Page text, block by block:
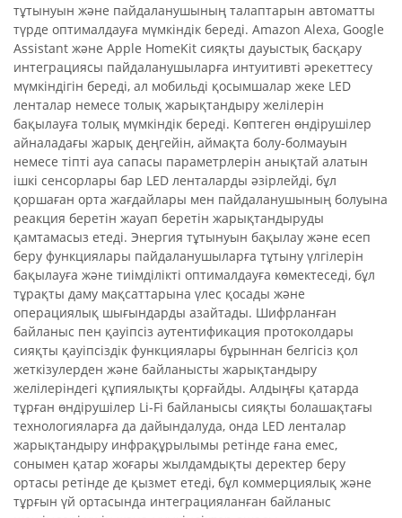
тұтынуын және пайдаланушының талаптарын автоматты
түрде оптималдауға мүмкіндік береді. Amazon Alexa, Google
Assistant және Apple HomeKit сияқты дауыстық басқару
интеграциясы пайдаланушыларға интуитивті әрекеттесу
мүмкіндігін береді, ал мобильді қосымшалар жеке LED
ленталар немесе толық жарықтандыру желілерін
бақылауға толық мүмкіндік береді. Көптеген өндірушілер
айналадағы жарық деңгейін, аймақта болу-болмауын
немесе тіпті ауа сапасы параметрлерін анықтай алатын
ішкі сенсорлары бар LED ленталарды әзірлейді, бұл
қоршаған орта жағдайлары мен пайдаланушының болуына
реакция беретін жауап беретін жарықтандыруды
қамтамасыз етеді. Энергия тұтынуын бақылау және есеп
беру функциялары пайдаланушыларға тұтыну үлгілерін
бақылауға және тиімділікті оптималдауға көмектеседі, бұл
тұрақты даму мақсаттарына үлес қосады және
операциялық шығындарды азайтады. Шифрланған
байланыс пен қауіпсіз аутентификация протоколдары
сияқты қауіпсіздік функциялары бұрыннан белгісіз қол
жеткізулерден және байланысты жарықтандыру
желілеріндегі құпиялықты қорғайды. Алдыңғы қатарда
тұрған өндірушілер Li-Fi байланысы сияқты болашақтағы
технологияларға да дайындалуда, онда LED ленталар
жарықтандыру инфрақұрылымы ретінде ғана емес,
сонымен қатар жоғары жылдамдықты деректер беру
ортасы ретінде де қызмет етеді, бұл коммерциялық және
тұрғын үй ортасында интеграцияланған байланыс